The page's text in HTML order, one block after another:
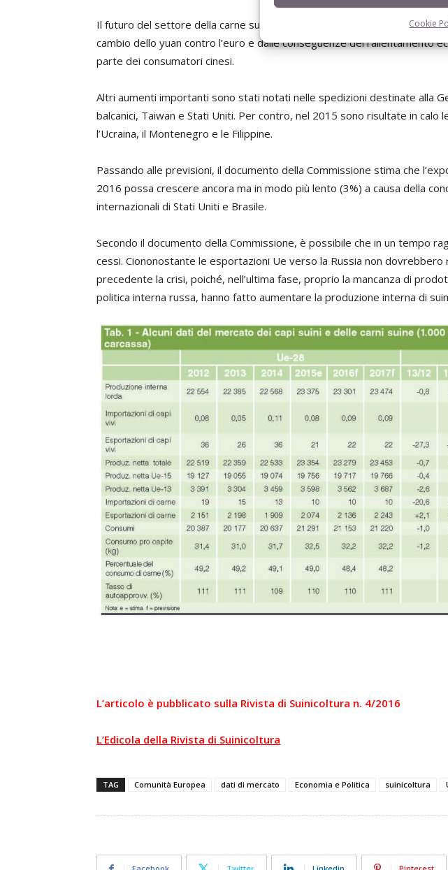
Cookie
Il futuro del settore della carne suina però potrebbe essere influenzato
cambio dello yuan contro l’euro e dalle conseguenze del rallentamento
parte dei consumatori cinesi.
Altri aumenti importanti sono stati notati nelle spedizioni destinate alla
balcanici, Taiwan e Stati Uniti. Per contro, nel 2015 sono risultate in calo
l’Ucraina, il Montenegro e le Filippine.
Passando alle previsioni, il documento della Commissione stima che
2016 possa crescere ancora ma in modo più lento (3%) a causa della
internazionali di Stati Uniti e Brasile.
Secondo il documento della Commissione, è possibile che in un tempo
cessi. Ciononostante le esportazioni Ue verso la Russia non dovrebbero
precedente la crisi, poiché, nell’ultima fase, proprio la mancanza di
politica interna russa, hanno fatto aumentare la produzione interna di
L’articolo è pubblicato sulla Rivista di Suinicoltura n. 4/2016
L’Edicola della Rivista di Suinicoltura
TAG Comunità Europea dati di mercato Economia e Politica suinicoltura